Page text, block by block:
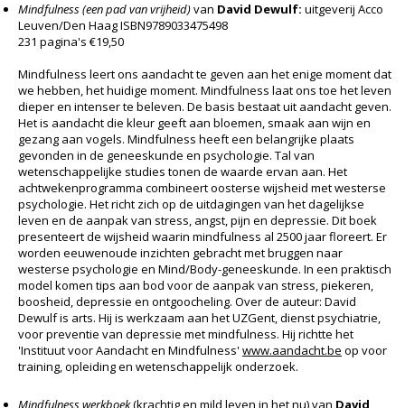
Mindfulness (een pad van vrijheid)van David Dewulf: uitgeverij Acco
Leuven/Den Haag ISBN9789033475498
231 pagina's €19,50
Mindfulness leert ons aandacht te geven aan het enige moment dat
we hebben, het huidige moment. Mindfulness laat ons toe het leven
dieper en intenser te beleven. De basis bestaat uit aandacht geven.
Het is aandacht die kleur geeft aan bloemen, smaak aan wijn en
gezang aan vogels. Mindfulness heeft een belangrijke plaats
gevonden in de geneeskunde en psychologie. Tal van
wetenschappelijke studies tonen de waarde ervan aan. Het
achtwekenprogramma combineert oosterse wijsheid met westerse
psychologie. Het richt zich op de uitdagingen van het dagelijkse
leven en de aanpak van stress, angst, pijn en depressie. Dit boek
presenteert de wijsheid waarin mindfulness al 2500 jaar floreert. Er
worden eeuwenoude inzichten gebracht met bruggen naar
westerse psychologie en Mind/Body-geneeskunde. In een praktisch
model komen tips aan bod voor de aanpak van stress, piekeren,
boosheid, depressie en ontgoocheling. Over de auteur: David
Dewulf is arts. Hij is werkzaam aan het UZGent, dienst psychiatrie,
voor preventie van depressie met mindfulness. Hij richtte het
'Instituut voor Aandacht en Mindfulness' www.aandacht.be op voor
training, opleiding en wetenschappelijk onderzoek.
Mindfulness werkboek(krachtig en mild leven in het nu) van David